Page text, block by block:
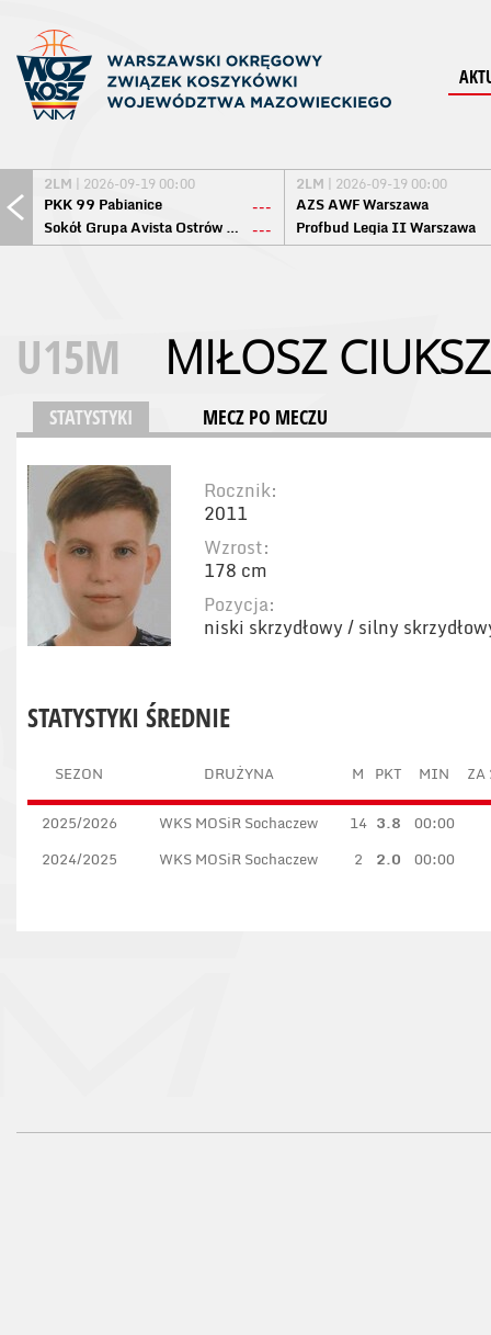
2LM | 2026-09-19 00:00
PKK 99 Pabianice
---
Sokół Grupa Avista Ostrów Maz. ---
2LM | 2026-09-19 00:00
AZS AWF Warszawa
Profbud Legia II Warszawa
U15M MIŁOSZ
STATYSTYKI MECZ PO MECZU
Rocznik:
2011
Wzrost:
178 cm
Pozycja:
niski skrzydłowy / silny
STATYSTYKI ŚREDNIE
SEZON DRUŻYNA M PKT MIN ZA
2025/2026 WKS MOSiR Sochaczew 14 3.8 00:00
2024/2025
WKS MOSiR Sochaczew 2 2.0 00:00